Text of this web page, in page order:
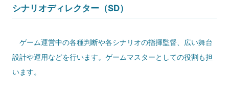
シナリオディレクター（SD）
ゲーム運営中の各種判断や各シナリオの指揮監督、広い舞台
設計や運用などを行います。ゲームマスターとしての役割も担
います。